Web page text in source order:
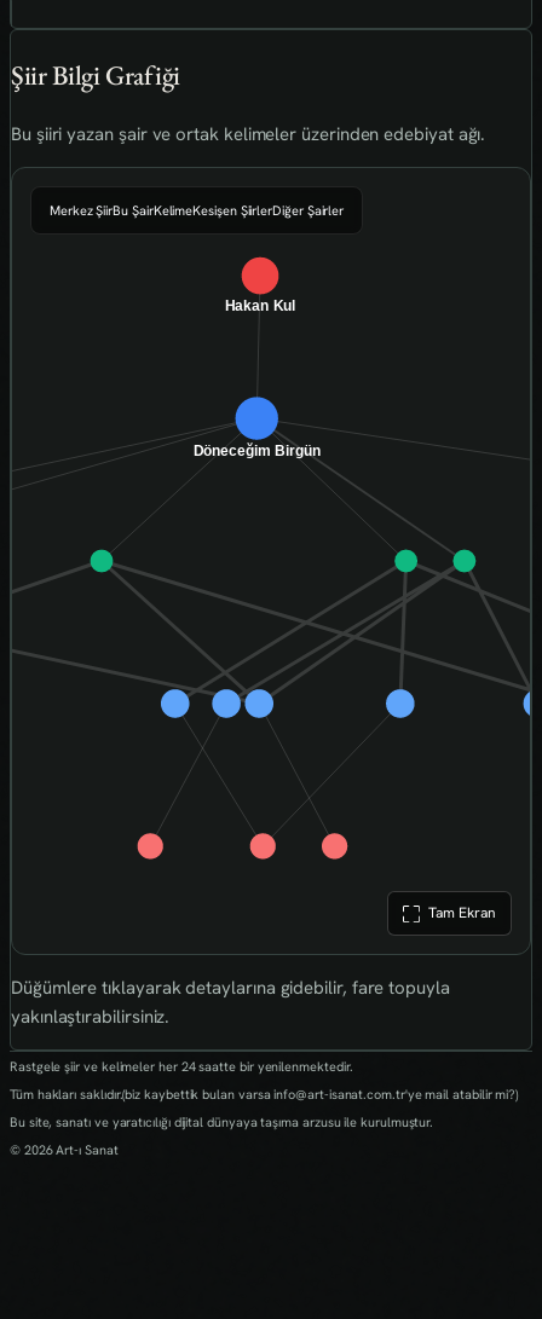
Şiir Bilgi Grafiği
Bu şiiri yazan şair ve ortak kelimeler üzerinden edebiyat ağı.
Tam Ekran
Merkez ŞiirBu ŞairKelimeKesişen ŞiirlerDiğer Şairler
Düğümlere tıklayarak detaylarına gidebilir, fare topuyla
yakınlaştırabilirsiniz.
Rastgele şiir ve kelimeler her 24 saatte bir yenilenmektedir.
Tüm hakları saklıdır.(biz kaybettik bulan varsa info@art-isanat.com.tr'ye mail atabilir mi?)
Bu site, sanatı ve yaratıcılığı dijital dünyaya taşıma arzusu ile kurulmuştur.
© 2026 Art-ı Sanat